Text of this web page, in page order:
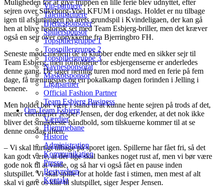
Vip-partnere
Talentpartnere
Hjertesponsorer
Spillersponsor
Topspillergruppe 1
Topspillergruppe 2
Topspillergruppe 3
Navnesponsorat
Maskotsponsor
Ligapartner
Official Fashion Partner
Team Esbjerg Business
Om Team Esbjerg
Værdier
Hjemmebane
Historie
Administration
Kommunikation
Presse
Bestyrelsen
Kontakt
Muligheden for at give truppen en lille ferie blev udnyttet, efter
sejren over Silkeborg-Voel KFUM i onsdags. Holdet er nu tilbage
igen til afslutningen på årets grundspil i Kvindeligaen, der kan gå
hen at blive historisk set med Team Esbjerg-briller, men det kræver
også en sejr over oprykkerne fra Bjerringbro FH.
Seneste møde mellem de to klubber endte med en sikker sejr til
Team Esbjerg, men forholdene for esbjergenserne er anderledes
denne gang. De tager nemlig turen mod nord med en ferie på fem
dage, få træningspas og én pokalkamp dagen forinden i Jelling i
benene.
Men holdet bør være i stand til at kunne hente sejren på trods af det,
mener cheftræner Jesper Jensen, der dog erkender, at det nok ikke
bliver det smukkeste håndbold, som tilskuerne kommer til at se
denne onsdag aften.
– Vi skal hurtigt tilbage på sporet igen. Spillerne har fået fri, så det
kan godt være, at der lige skal bankes noget rust af, men vi bør være
gode nok til at vinde, og så har vi også fået en pause inden
slutspillet. Vi skal spille for at holde fast i stimen, men mest af alt
skal vi gøre os klar til slutspillet, siger Jesper Jensen.